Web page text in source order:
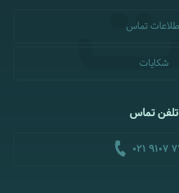
تماس
شکایات
تلفن تماس
021 9107